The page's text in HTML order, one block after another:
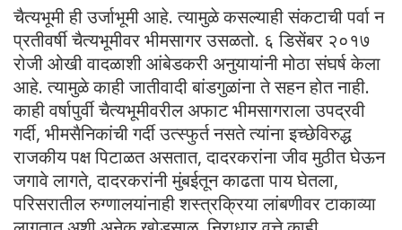
चैत्यभूमी ही उर्जाभूमी आहे. त्यामुळे कसल्याही संकटाची पर्वा न
प्रतीवर्षी चैत्यभूमीवर भीमसागर उसळतो. ६ डिसेंबर २०१७
रोजी ओखी वादळाशी आंबेडकरी अनुयायांनी मोठा संघर्ष केला
आहे. त्यामुळे काही जातीवादी बांडगुळांना ते सहन होत नाही.
काही वर्षापुर्वी चैत्यभूमीवरील अफाट भीमसागराला उपद्रवी
गर्दी, भीमसैनिकांची गर्दी उत्स्फुर्त नसते त्यांना इच्छेविरुद्ध
राजकीय पक्ष पिटाळत असतात, दादरकरांना जीव मुठीत घेऊन
जगावे लागते, दादरकरांनी मुंबईतून काढता पाय घेतला,
परिसरातील रुग्णालयांनाही शस्त्रक्रिया लांबणीवर टाकाव्या